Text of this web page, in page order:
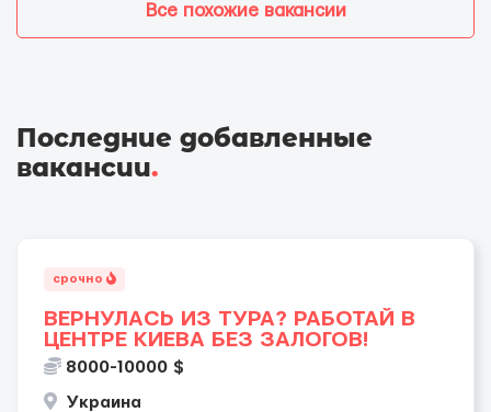
Все похожие вакансии
Последние добавленные
вакансии.
срочно
ВЕРНУЛАСЬ ИЗ ТУРА? РАБОТАЙ В
ЦЕНТРЕ КИЕВА БЕЗ ЗАЛОГОВ!
8000-10000 $
Украина